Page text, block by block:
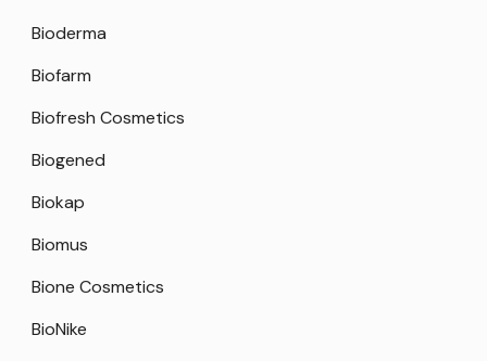
Bioderma
Biofarm
Biofresh Cosmetics
Biogened
Biokap
Biomus
Bione Cosmetics
BioNike